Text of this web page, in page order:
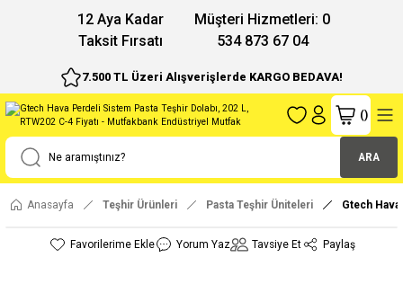
12 Aya Kadar
Taksit Fırsatı
Müşteri Hizmetleri: 0
534 873 67 04
7.500 TL Üzeri Alışverişlerde KARGO BEDAVA!
ARA
()
Anasayfa Teşhir Ürünleri Pasta Teşhir Üniteleri Gtech
Yorum Yaz Tavsiye Et Paylaş